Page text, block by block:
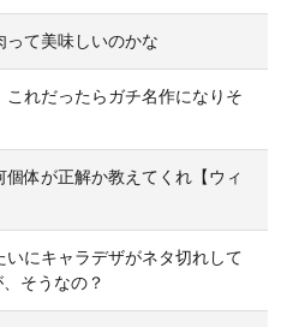
って美味しいのかな
これだったらガチ名作になりそ
個体が正解か教えてくれ【ウィ
いにキャラデザがネタ切れして
そうなの？